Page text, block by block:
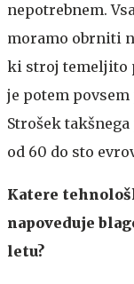
nepotrebnem.
moramo obrniti
ki stroj temeljito
je potem
Strošek
od 60 do sto
Katere
napoveduje
letu?